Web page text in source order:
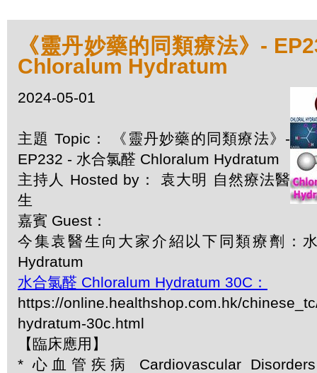
《靈丹妙藥的同類療法》-
Chloralum Hydratum
2024-05-01
主題 Topic： 《靈丹妙藥的同類療法》-
EP232 - 水合氯醛 Chloralum Hydratum
主持人 Hosted by： 袁大明 自然療法醫
生
嘉賓 Guest：
今集袁醫生向大家介紹以下同類療劑：
Hydratum
水合氯醛 Chloralum Hydratum 30C：
https://online.healthshop.com.hk/
hydratum-30c.html
【臨床應用】
* 心血管疾病 Cardiovascular